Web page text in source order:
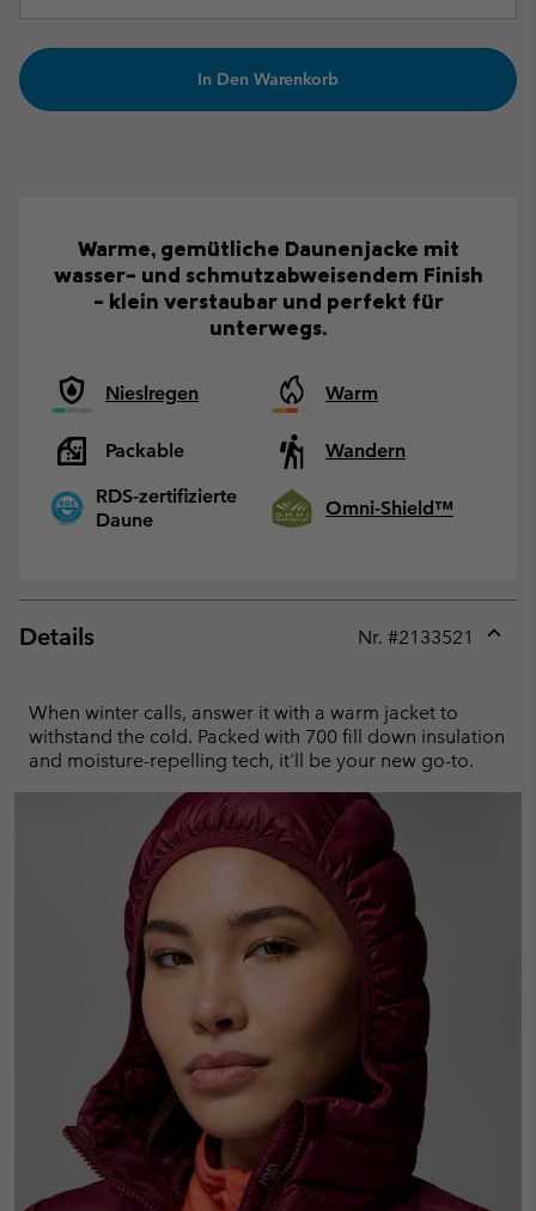
In Den Warenkorb
Warme, gemütliche Daunenjacke mit
wasser- und schmutzabweisendem Finish
– klein verstaubar und perfekt für
unterwegs.
Nieslregen Warm
Packable
Wandern
RDS-zertifizierte
Daune
Omni-Shield™
Details Nr. #2133521
When winter calls, answer it with a warm jacket to
withstand the cold. Packed with 700 fill down insulation
and moisture-repelling tech, it'll be your new go-to.